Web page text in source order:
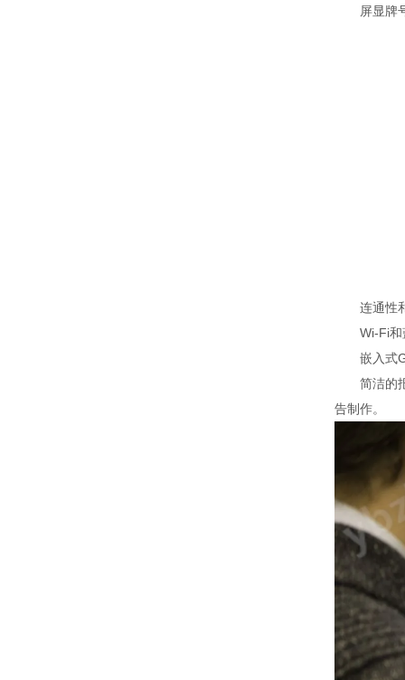
屏显牌号
连通性和
Wi-Fi和蓝
嵌入式
简洁的报
告制作。